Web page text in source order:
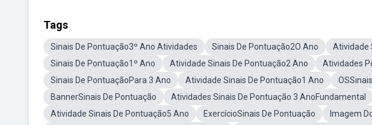
Tags
Sinais De Pontuação3º Ano Atividades Sinais De Pontuação2O Ano
Atividade
Sinais De Pontuação1º Ano
Atividade Sinais De Pontuação2 Ano
Atividades
Sinais De PontuaçãoPara 3 Ano
Atividade Sinais De Pontuação1 Ano
BannerSinais De Pontuação
Atividades Sinais De Pontuação 3 AnoFundamental
Atividade Sinais De Pontuação5 Ano
ExercícioSinais De Pontuação
Imagem